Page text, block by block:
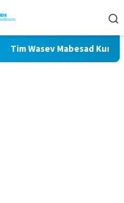
Mabesad Kunjungi